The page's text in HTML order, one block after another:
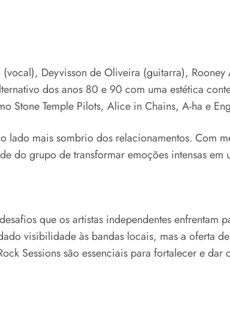
Deyvisson de Oliveira (guitarra),
dos anos 80 e 90 com uma estética
Stone Temple Pilots, Alice in Chains, A-ha e
mais sombrio dos relacionamentos. Com
grupo de transformar emoções intensas em
que os artistas independentes enfrentam
visibilidade às bandas locais, mas a oferta
Sessions são essenciais para fortalecer e